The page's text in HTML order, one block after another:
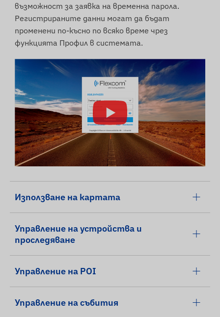
възможност за заявка на временна парола.
Регистрираните данни могат да бъдат
променени по-късно по всяко време чрез
функцията Профил в системата.
Използване на картата
Управление на устройства и
проследяване
Управление на POI
Управление на събития